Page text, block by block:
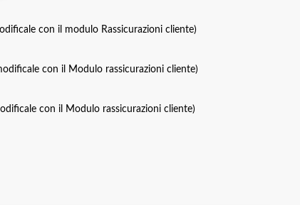
con il modulo Rassicurazioni cliente)
con il Modulo rassicurazioni cliente)
con il Modulo rassicurazioni cliente)